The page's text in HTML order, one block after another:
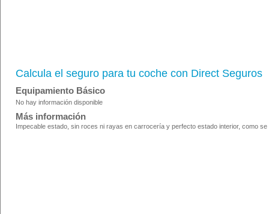
Calcula el seguro para tu coche con Direct Seguros
Equipamiento Básico
No hay información disponible
Más información
Impecable estado, sin roces ni rayas en carrocería y perfecto estado interior, como